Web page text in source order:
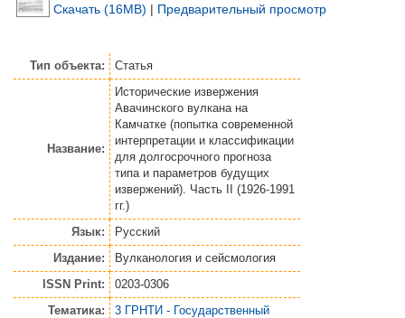
Скачать (16MB) | Предварительный просмотр
Тип объекта: Статья
Название:
Исторические извержения
Авачинского вулкана на
Камчатке (попытка современной
интерпретации и классификации
для долгосрочного прогноза
типа и параметров будущих
извержений). Часть II (1926-1991
гг.)
Язык:
Русский
Издание:
Вулканология и сейсмология
ISSN Print:
0203-0306
Тематика:
3 ГРНТИ - Государственный